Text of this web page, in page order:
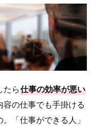
たら仕事の効率が悪い
の仕事でも手掛ける
「仕事ができる人」